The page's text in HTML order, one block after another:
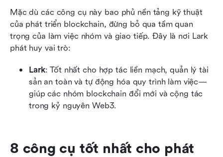
Mặc dù các công cụ này bao phủ nền tảng kỹ thuật
của phát triển blockchain, đừng bỏ qua tầm quan
trọng của làm việc nhóm và giao tiếp. Đây là nơi Lark
phát huy vai trò:
Lark: Tốt nhất cho hợp tác liền mạch, quản lý tài
sản an toàn và tự động hóa quy trình làm việc—
giúp các nhóm blockchain đổi mới và cộng tác
trong kỷ nguyên Web3.
8 công cụ tốt nhất cho phát